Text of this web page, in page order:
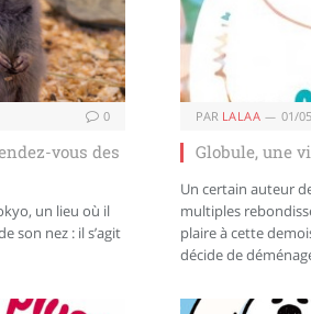
0
vous des
un lieu où il
son nez : il s’agit
PAR LALAA 01/
Globule, une
Un certain auteur
multiples
plaire à cette
décide de